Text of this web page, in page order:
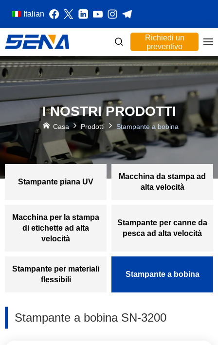
Italian
Richiedi un
preventivo
I NOSTRI PRODOTTI
Casa Prodotti Stampante a bobina
Stampante piana UV
Macchina da stampa ad
alta velocità
Macchina per la stampa
di etichette ad alta
velocità
Stampante per canne da
pesca ad alta velocità
Stampante per materiali
flessibili
Stampante a bobina
Stampante a bobina SN-3200